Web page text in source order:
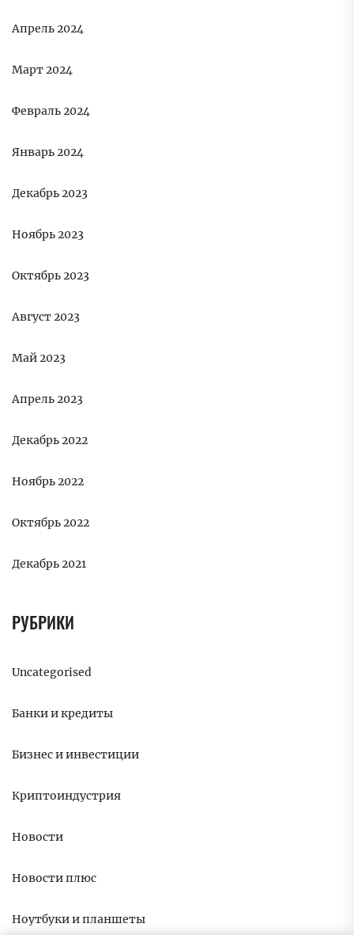
Апрель 2024
Март 2024
Февраль 2024
Январь 2024
Декабрь 2023
Ноябрь 2023
Октябрь 2023
Август 2023
Май 2023
Апрель 2023
Декабрь 2022
Ноябрь 2022
Октябрь 2022
Декабрь 2021
РУБРИКИ
Uncategorised
Банки и кредиты
Бизнес и инвестиции
Криптоиндустрия
Новости
Новости плюс
Ноутбуки и планшеты